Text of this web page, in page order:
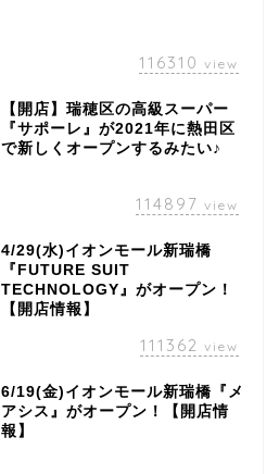
116310 view
【開店】瑞穂区の高級スーパー
『サポーレ』が2021年に熱田区
で新しくオープンするみたい♪
114897 view
4/29(水)イオンモール新瑞橋
『FUTURE SUIT
TECHNOLOGY』がオープン！
【開店情報】
111362 view
6/19(金)イオンモール新瑞橋『メ
アシス』がオープン！【開店情
報】